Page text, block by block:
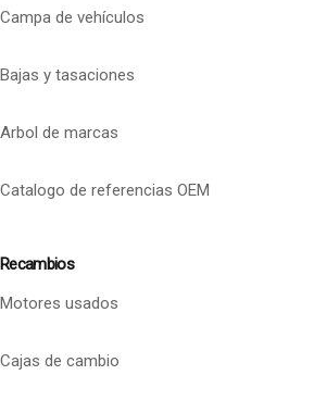
Campa de vehículos
Bajas y tasaciones
Arbol de marcas
Catalogo de referencias OEM
Recambios
Motores usados
Cajas de cambio